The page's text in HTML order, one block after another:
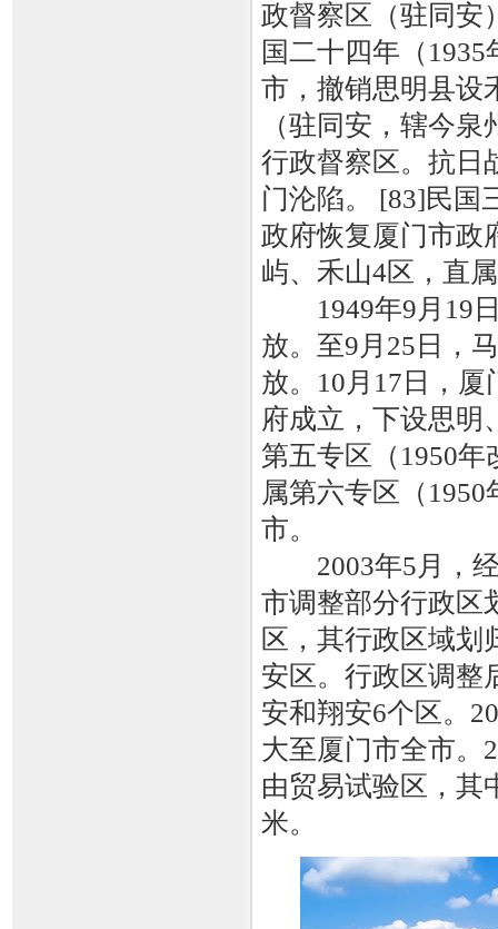
政督察区（驻同安
国二十四年（
市，撤销思明县设
（驻同安，辖今
行政督察区。抗日
门沦陷。 [83]民国
政府恢复厦门市政
屿、禾山4区，直
1949年9月19日
放。至9月25日，
放。10月17日，
府成立，下设思明
第五专区（1950
属第六专区（
市。
2003年5月，经
市调整部分行政区
区，其行政区域划
安区。行政区调整
安和翔安6个区。
大至厦门市全市。
由贸易试验区，其
米。